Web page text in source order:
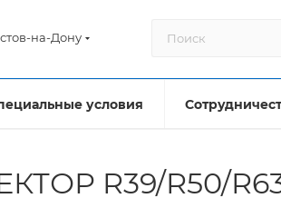
на-Дону
условия
R39/R50/